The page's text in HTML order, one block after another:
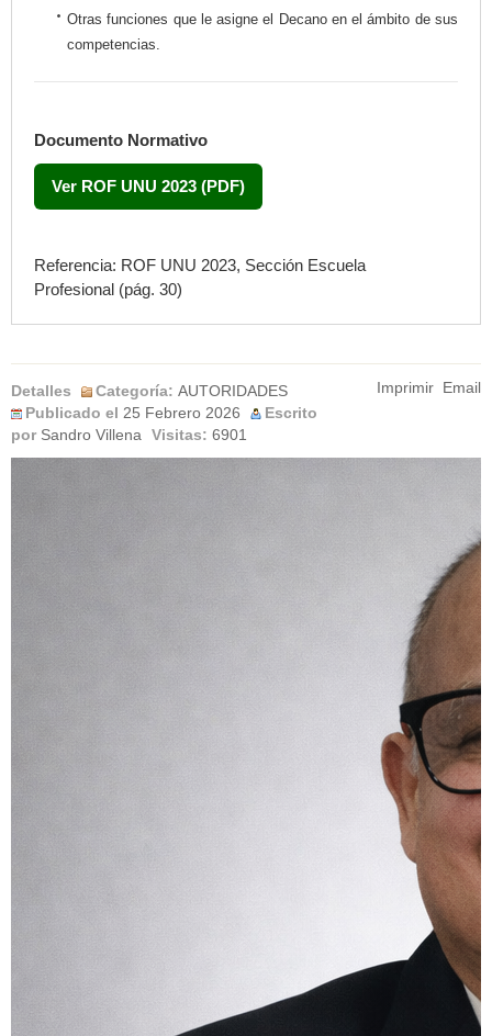
Otras funciones que le asigne el Decano en el ámbito de sus
competencias.
Documento Normativo
Ver ROF UNU 2023 (PDF)
Referencia: ROF UNU 2023, Sección Escuela
Profesional (pág. 30)
Detalles Categoría: AUTORIDADES
Publicado el 25 Febrero 2026
Escrito
por Sandro Villena Visitas: 6901
Imprimir Email